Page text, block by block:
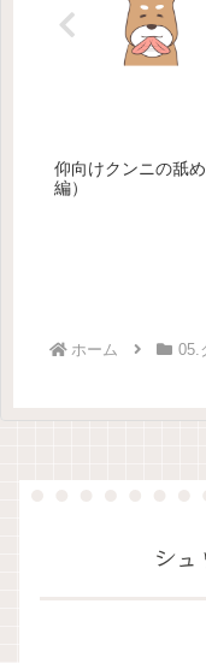
仰向けクンニの舐
編）
ホーム 05.
シ